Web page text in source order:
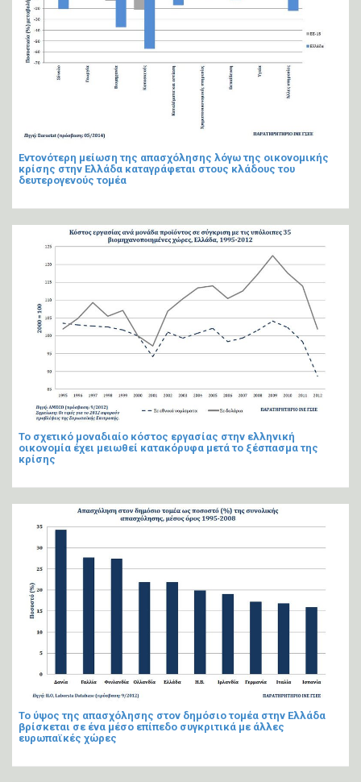
Εντονότερη μείωση της απασχόλησης λόγω της οικονομικής
κρίσης στην Ελλάδα καταγράφεται στους κλάδους του
δευτερογενούς τομέα
Το σχετικό μοναδιαίο κόστος εργασίας στην ελληνική
οικονομία έχει μειωθεί κατακόρυφα μετά το ξέσπασμα της
κρίσης
Το ύψος της απασχόλησης στον δημόσιο τομέα στην Ελλάδα
βρίσκεται σε ένα μέσο επίπεδο συγκριτικά με άλλες
ευρωπαϊκές χώρες